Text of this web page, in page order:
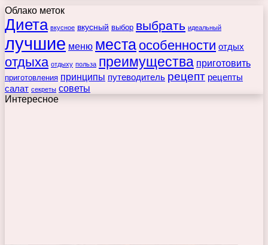
Облако меток
Диета вкусное вкусный выбор выбрать идеальный
лучшие меню места особенности отдых
отдыха отдыху польза преимущества приготовить
приготовления принципы путеводитель рецепт рецепты
салат секреты советы
Интересное